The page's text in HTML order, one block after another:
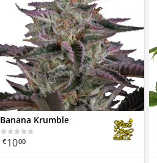
Banana Krumble
€1000